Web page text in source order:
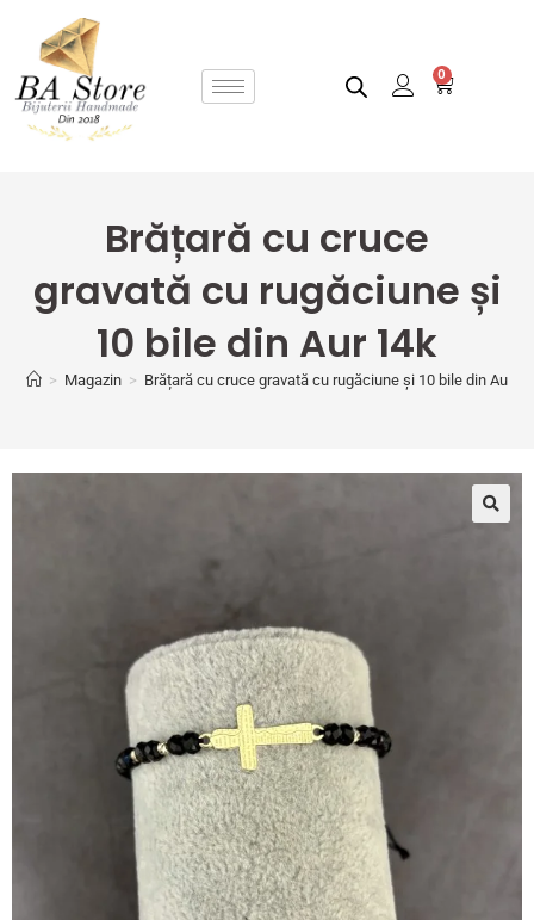
0
Brățară cu cruce
gravată cu rugăciune și
10 bile din Aur 14k
> Magazin > Brățară cu cruce gravată cu rugăciune și 10 bile din Aur